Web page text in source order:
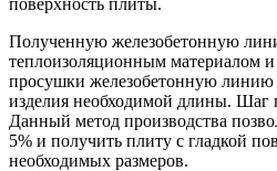
Полученную железобетонную
теплоизоляционным материалом
просушки железобетонную линию
изделия необходимой длины.
Данный метод производства
5% и получить плиту с гладкой
необходимых размеров.